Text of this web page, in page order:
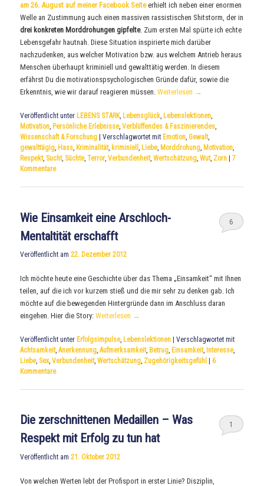
am 26. August auf meiner Facebook Seiteerhielt ich neben einer enormen
Welle an Zustimmung auch einen massiven rassistischen Shitstorm, der in
drei konkreten Morddrohungen gipfelte. Zum ersten Mal spürte ich echte
Lebensgefahr hautnah. Diese Situation inspirierte mich darüber
nachzudenken, aus welcher Motivation bzw. aus welchem Antrieb heraus
Menschen überhaupt kriminiell und gewalttätig werden. In diesem
erfährst Du die motivationspsychologischen Gründe dafür, sowie die
Erkenntnis, wie wir darauf reagieren müssen.Weiterlesen →
Veröffentlicht unter LEBENS STARK, Lebensglück, Lebenslektionen,
Motivation, Persönliche Erlebnisse,Verblüffendes & Faszinierendes,
Wissenschaft & Forschung
|Verschlagwortet mit Emotion,Gewalt,
gewalttägig, Hass, Kriminalität, kriminiell, Liebe, Morddrohung, Motivation,
Respekt, Sucht, Süchte,Terror,Verbundenheit,Wertschätzung,Wut, Zorn |7
Kommentare
Wie Einsamkeit eine Arschloch-
Mentaltität erschafft
Veröffentlicht am22. Dezember 2012
6
Ich möchte heute eine Geschichte über das Thema „Einsamkeit“ mit Ihnen
teilen, auf die ich vor kurzem stieß und die mir sehr zu denken gab. Ich
möchte auf die bewegenden Hintergründe dann im Anschluss daran
eingehen. Hier die Story:Weiterlesen →
Veröffentlicht unter Erfolgsimpulse, Lebenslektionen |Verschlagwortet mit
Achtsamkeit,Anerkennung,Aufmerksamkeit, Betrug, Einsamkeit, Interesse,
Liebe, Sex,Verbundenheit,Wertschätzung, Zugehörigkeitsgefühl
6
Kommentare
Die zerschnittenen Medaillen – Was
Respekt mit Erfolg zu tun hat
Veröffentlicht am21. Oktober 2012
1
Von welchen Werten lebt der Profisport in erster Linie? Disziplin,